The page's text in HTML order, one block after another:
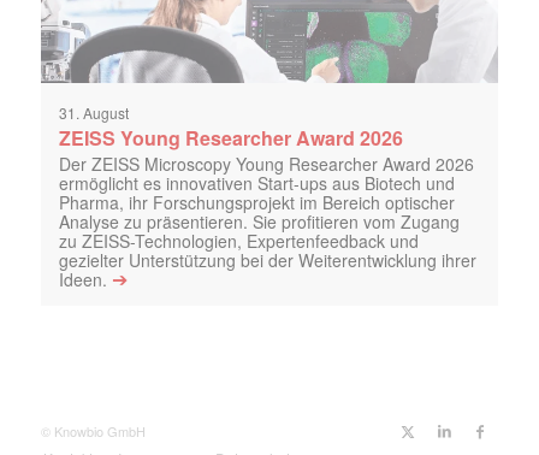
31. August
ZEISS Young Researcher Award 2026
Der ZEISS Microscopy Young Researcher Award 2026
ermöglicht es innovativen Start-ups aus Biotech und
Pharma, ihr Forschungsprojekt im Bereich optischer
Analyse zu präsentieren. Sie profitieren vom Zugang
zu ZEISS-Technologien, Expertenfeedback und
gezielter Unterstützung bei der Weiterentwicklung ihrer
Ideen. ➔
© Knowbio GmbH